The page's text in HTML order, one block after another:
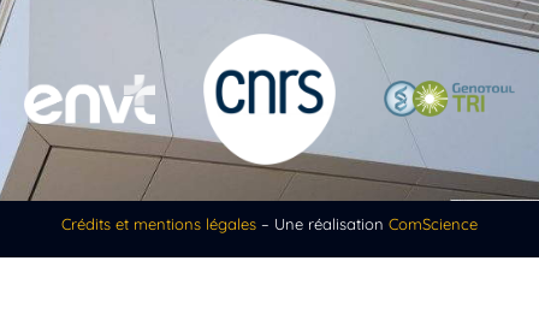
Crédits et mentions légales – Une réalisation ComScience